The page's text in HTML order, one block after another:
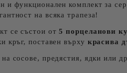
и функционален комплект за
на всяка трапеза!
се състои от5 порцеланови
кръг, поставен върху красива
сосове, предястия, ядки или